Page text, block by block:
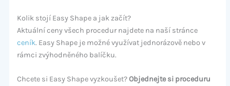
Kolik stojí Easy Shape a jak začít?
Aktuální ceny všech procedur najdete na naší stránce
ceník. Easy Shape je možné využívat jednorázově nebo v
rámci zvýhodněného balíčku.
Chcete si Easy Shape vyzkoušet?Objednejte si proceduru